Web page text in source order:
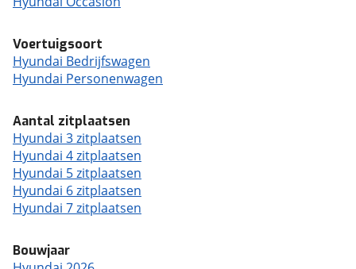
Voertuigsoort
Hyundai Bedrijfswagen
Hyundai Personenwagen
Aantal zitplaatsen
Hyundai 3 zitplaatsen
Hyundai 4 zitplaatsen
Hyundai 5 zitplaatsen
Hyundai 6 zitplaatsen
Hyundai 7 zitplaatsen
Bouwjaar